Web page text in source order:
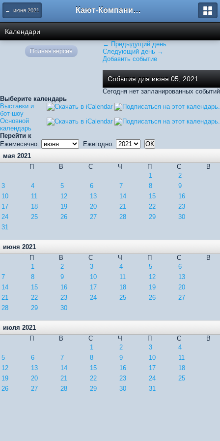
← июня 2021 Кают-Компания "Катера и Яхты"
Календари
← Предыдущий день
Следующий день →
Добавить событие
События для июня 05, 2021
Сегодня нет запланированных событий
Выберите календарь
Выставки и
бот-шоу
Основной
календарь
Перейти к
Ежемесячно:
Ежегодно:
мая 2021
П
В С Ч П С
В
1
2
3
4 5 6 7 8
9
10
11 12 13 14 15
16
17
18 19 20 21 22
23
24
25 26 27 28 29
30
31
июня 2021
П
В С Ч П С
В
1
2 3 4 5
6
7
8 9 10 11 12
13
14
15 16 17 18 19
20
21
22 23 24 25 26
27
28
29 30
июля 2021
П
В С Ч П С
В
1
2 3
4
5
6 7 8 9 10
11
12
13 14 15 16 17
18
19
20 21 22 23 24
25
26
27 28 29 30 31
Полная версия